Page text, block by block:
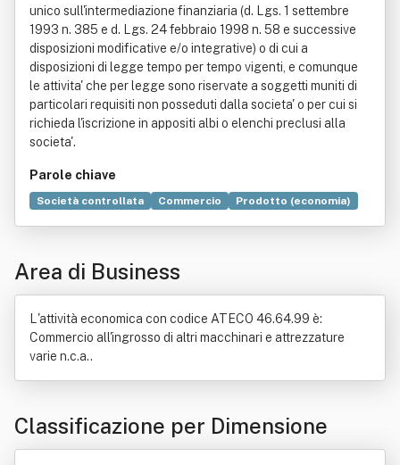
unico sull'intermediazione finanziaria (d. Lgs. 1 settembre
1993 n. 385 e d. Lgs. 24 febbraio 1998 n. 58 e successive
disposizioni modificative e/o integrative) o di cui a
disposizioni di legge tempo per tempo vigenti, e comunque
le attivita' che per legge sono riservate a soggetti muniti di
particolari requisiti non posseduti dalla societa' o per cui si
richieda l'iscrizione in appositi albi o elenchi preclusi alla
societa'.
Parole chiave
Società controllata Commercio
Prodotto (economia)
Industria metalmeccanica
Area di Business
L'attività economica con codice ATECO 46.64.99 è:
Commercio all'ingrosso di altri macchinari e attrezzature
varie n.c.a..
Classificazione per Dimensione